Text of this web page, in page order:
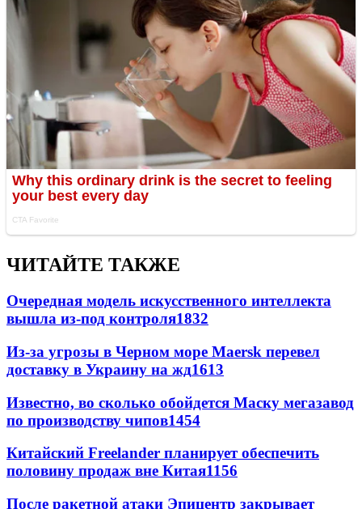
ЧИТАЙТЕ ТАКЖЕ
Очередная модель искусственного интеллекта
вышла из-под контроля1832
Из-за угрозы в Черном море Maersk перевел
доставку в Украину на жд1613
Известно, во сколько обойдется Маску мегазавод
по производству чипов1454
Китайский Freelander планирует обеспечить
половину продаж вне Китая1156
После ракетной атаки Эпицентр закрывает